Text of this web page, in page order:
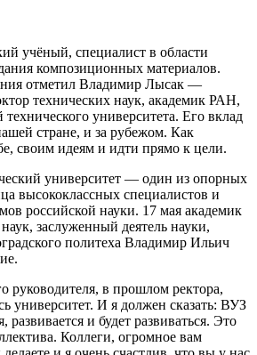
учёный, специалист в области
композиционных материалов.
отметил Владимир Лысак —
технических наук, академик РАН,
университета. Его вклад
стране, и за рубежом. Как
своим идеям и идти прямо к цели.
университет — один из опорных
высококлассных специалистов и
российской науки. 17 мая академик
заслуженный деятель науки,
политеха Владимир Ильич
руководителя, в прошлом ректора,
университет. И я должен сказать: ВУЗ
развивается и будет развиваться. Это
Коллеги, огромное вам